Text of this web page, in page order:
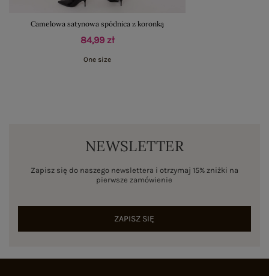
Camelowa satynowa spódnica z koronką
84,99 zł
One size
NEWSLETTER
Zapisz się do naszego newslettera i otrzymaj 15% zniżki na
pierwsze zamówienie
ZAPISZ SIĘ